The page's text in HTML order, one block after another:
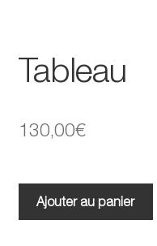
Tableau
130,00€
quantité
Ajouter au panier